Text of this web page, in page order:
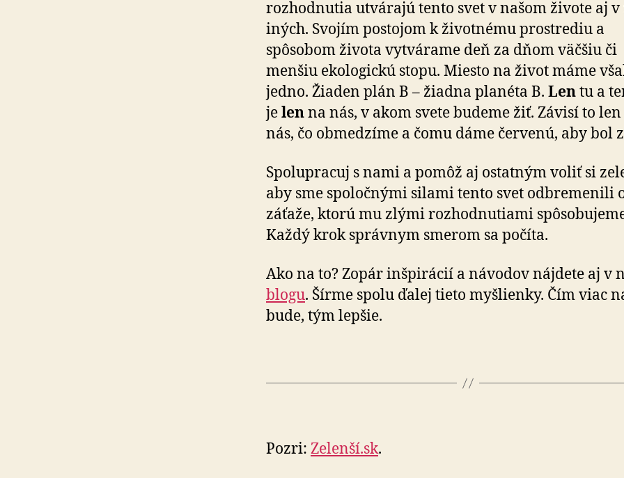
rozhodnutia utvárajú tento svet v našom živote aj v
iných. Svojím postojom k životnému prostrediu a
spôsobom života vytvárame deň za dňom väčšiu či
menšiu ekologickú stopu. Miesto na život máme
jedno. Žiaden plán B – žiadna planéta B. Lentu a
jelenna nás, v akom svete budeme žiť. Závisí to
nás, čo obmedzíme a čomu dáme červenú, aby bol
Spolupracuj s nami a pomôž aj ostatným voliť si
aby sme spoločnými silami tento svet odbremenili
záťaže, ktorú mu zlými rozhodnutiami
Každý krok správnym smerom sa počíta.
Ako na to? Zopár inšpirácií a návodov nájdete aj v
blogu. Šírme spolu ďalej tieto myšlienky. Čím viac
bude, tým lepšie.
Pozri: Zelenší.sk.